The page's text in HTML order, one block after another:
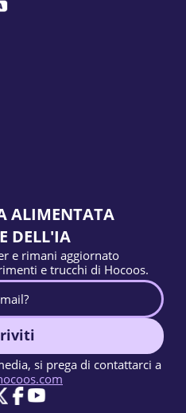
ALIMENTATA
DELL'IA
e rimani aggiornato
e trucchi di Hocoos.
si prega di contattarci a